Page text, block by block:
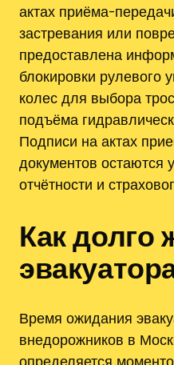
актах приёма-
застревания или
предоставлена
блокировки рулевого
колес для выбора
подъёма
Подписи на актах
документов остаются
отчётности и
Как долго
Время ожидания
внедорожников в
определяется